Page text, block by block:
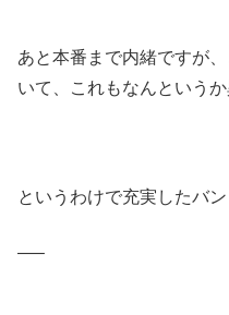
あと本番まで内緒ですが
いて、これもなんという
というわけで充実したバ
—–